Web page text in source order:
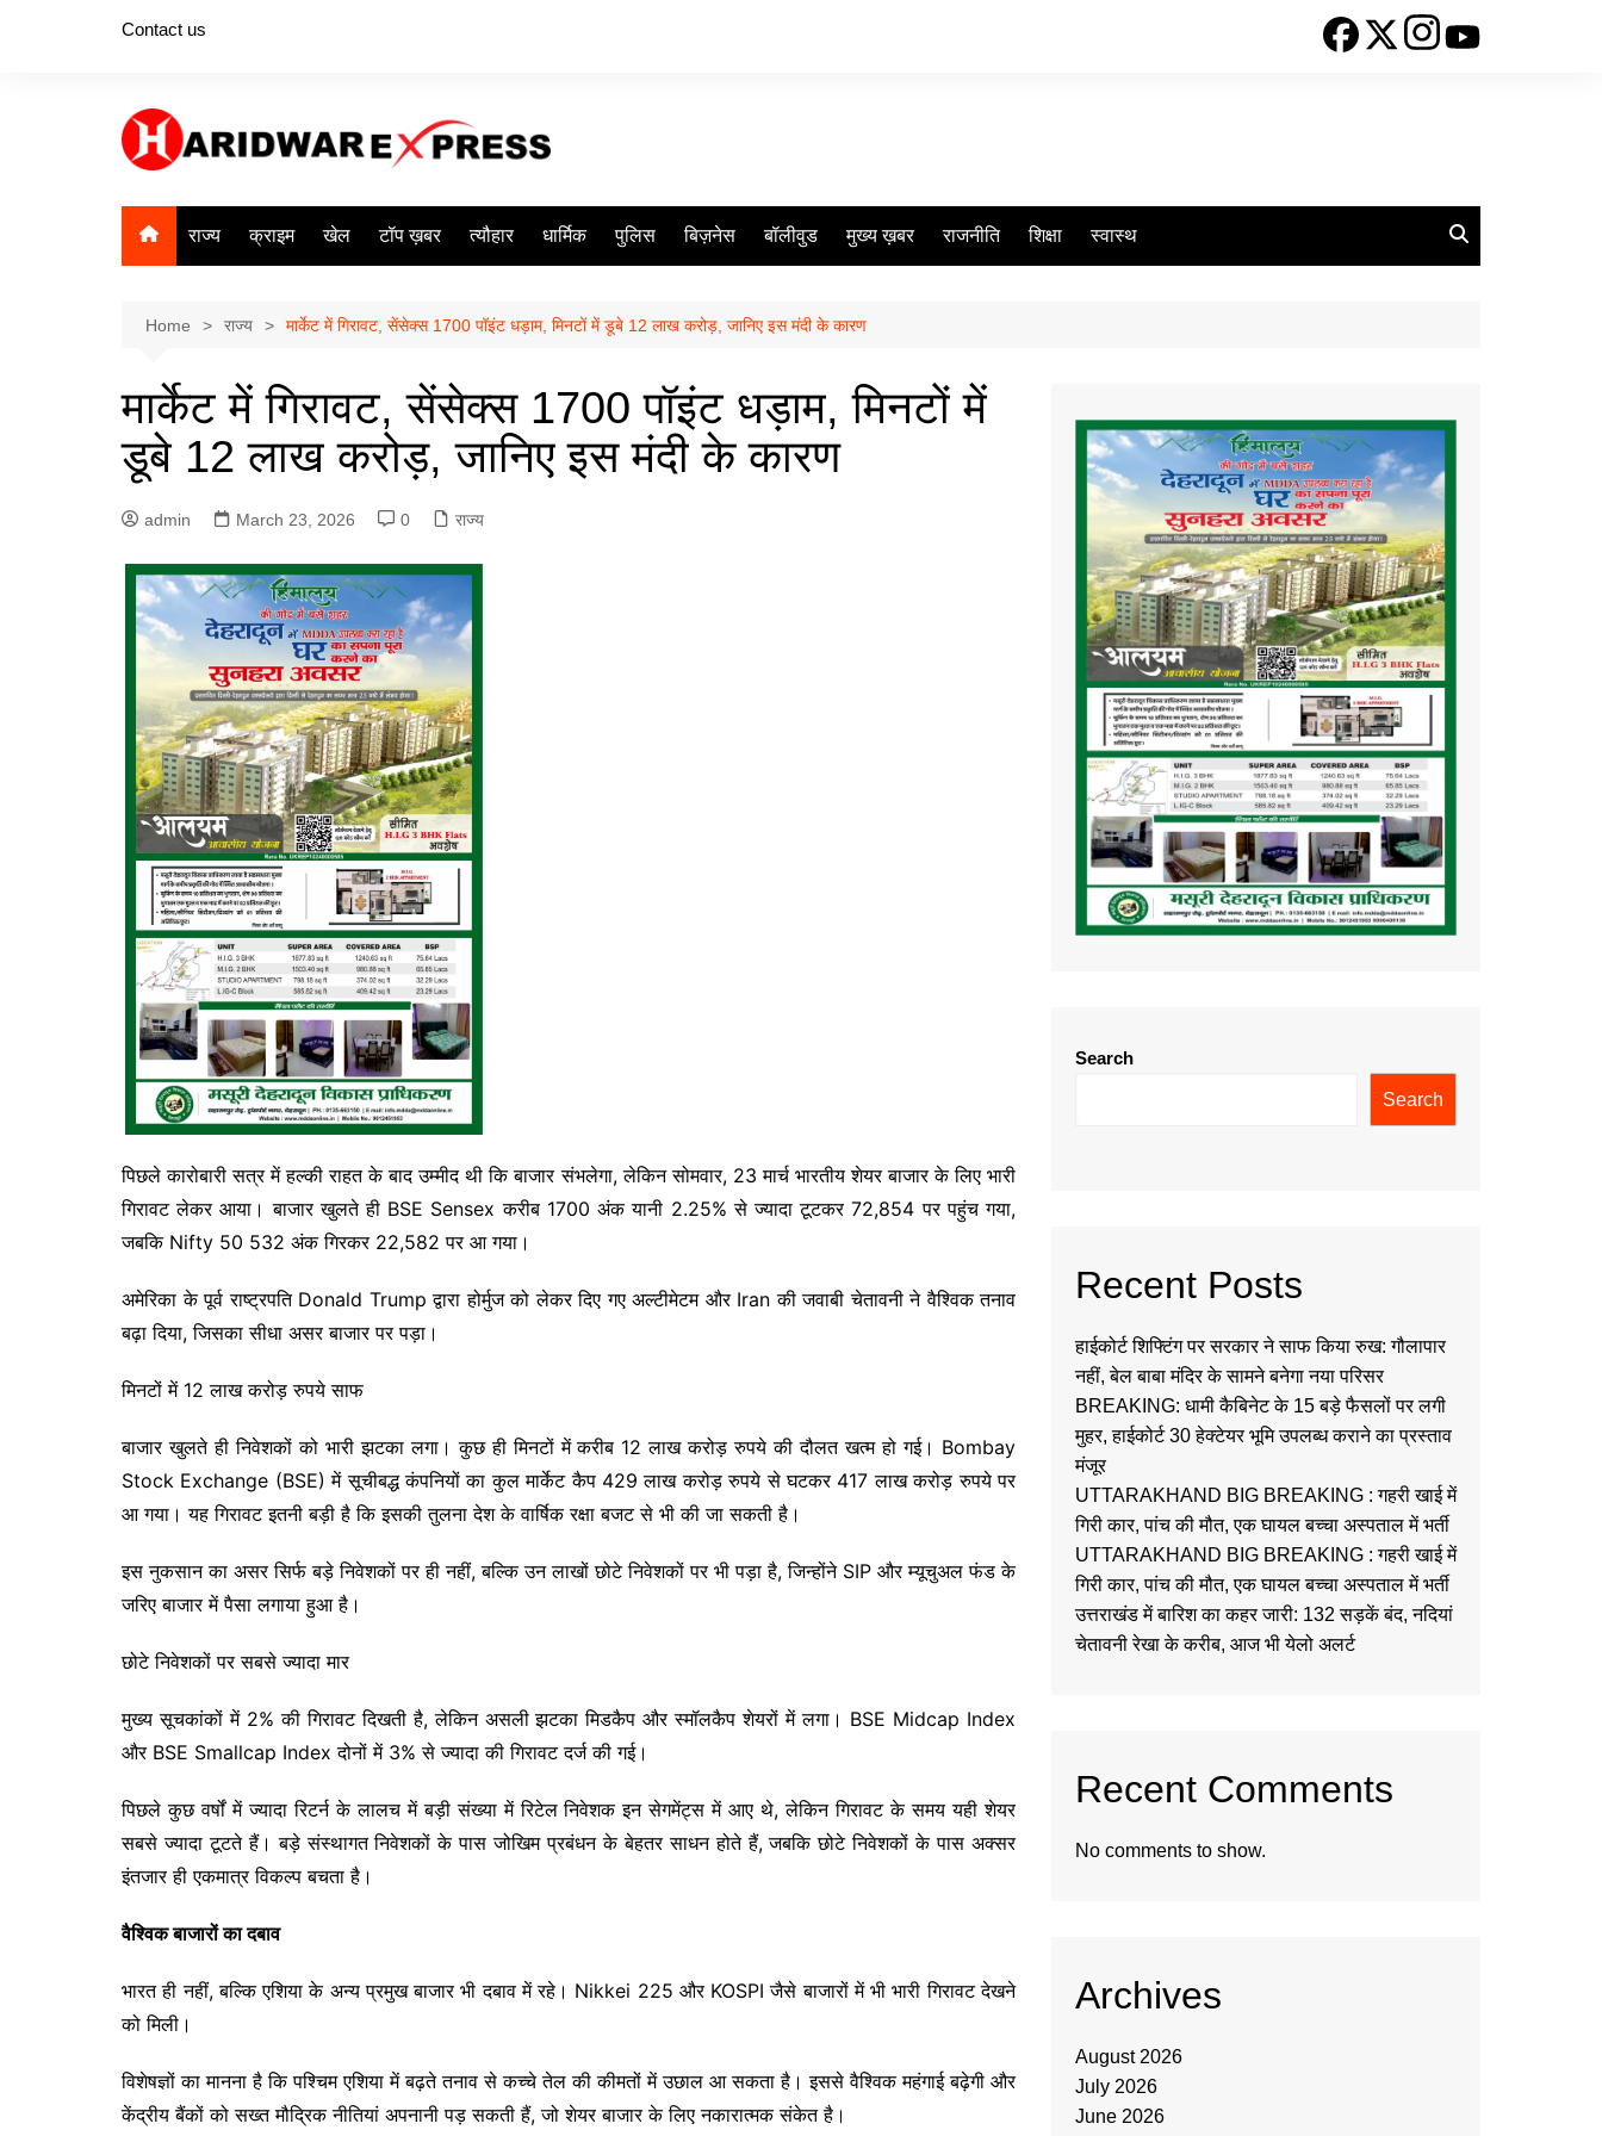
Contact us
राज्य क्राइम खेल टॉप ख़बर त्यौहार धार्मिक पुलिस बिज़नेस बॉलीवुड मुख्य ख़बर राजनीति शिक्षा स्वास्थ
Home राज्य मार्केट में गिरावट, सेंसेक्स 1700 पॉइंट धड़ाम, मिनटों में डूबे 12 लाख करोड़, जानिए इस मंदी के कारण
मार्केट में गिरावट, सेंसेक्स 1700 पॉइंट धड़ाम, मिनटों में
डूबे 12 लाख करोड़, जानिए इस मंदी के कारण
admin March 23, 2026 0 राज्य
पिछले कारोबारी सत्र में हल्की राहत के बाद उम्मीद थी कि बाजार संभलेगा, लेकिन सोमवार, 23 मार्च भारतीय शेयर बाजार के लिए भारी
गिरावट लेकर आया। बाजार खुलते ही BSE Sensex करीब 1700 अंक यानी 2.25% से ज्यादा टूटकर 72,854 पर पहुंच गया,
जबकि Nifty 50 532 अंक गिरकर 22,582 पर आ गया।
अमेरिका के पूर्व राष्ट्रपति Donald Trump द्वारा होर्मुज को लेकर दिए गए अल्टीमेटम और Iran की जवाबी चेतावनी ने वैश्विक तनाव
बढ़ा दिया, जिसका सीधा असर बाजार पर पड़ा।
मिनटों में 12 लाख करोड़ रुपये साफ
बाजार खुलते ही निवेशकों को भारी झटका लगा। कुछ ही मिनटों में करीब 12 लाख करोड़ रुपये की दौलत खत्म हो गई। Bombay
Stock Exchange (BSE) में सूचीबद्ध कंपनियों का कुल मार्केट कैप 429 लाख करोड़ रुपये से घटकर 417 लाख करोड़ रुपये पर
आ गया। यह गिरावट इतनी बड़ी है कि इसकी तुलना देश के वार्षिक रक्षा बजट से भी की जा सकती है।
इस नुकसान का असर सिर्फ बड़े निवेशकों पर ही नहीं, बल्कि उन लाखों छोटे निवेशकों पर भी पड़ा है, जिन्होंने SIP और म्यूचुअल फंड के
जरिए बाजार में पैसा लगाया हुआ है।
छोटे निवेशकों पर सबसे ज्यादा मार
मुख्य सूचकांकों में 2% की गिरावट दिखती है, लेकिन असली झटका मिडकैप और स्मॉलकैप शेयरों में लगा। BSE Midcap Index
और BSE Smallcap Index दोनों में 3% से ज्यादा की गिरावट दर्ज की गई।
पिछले कुछ वर्षों में ज्यादा रिटर्न के लालच में बड़ी संख्या में रिटेल निवेशक इन सेगमेंट्स में आए थे, लेकिन गिरावट के समय यही शेयर
सबसे ज्यादा टूटते हैं। बड़े संस्थागत निवेशकों के पास जोखिम प्रबंधन के बेहतर साधन होते हैं, जबकि छोटे निवेशकों के पास अक्सर
इंतजार ही एकमात्र विकल्प बचता है।
वैश्विक बाजारों का दबाव
भारत ही नहीं, बल्कि एशिया के अन्य प्रमुख बाजार भी दबाव में रहे। Nikkei 225 और KOSPI जैसे बाजारों में भी भारी गिरावट देखने
को मिली।
विशेषज्ञों का मानना है कि पश्चिम एशिया में बढ़ते तनाव से कच्चे तेल की कीमतों में उछाल आ सकता है। इससे वैश्विक महंगाई बढ़ेगी और
केंद्रीय बैंकों को सख्त मौद्रिक नीतियां अपनानी पड़ सकती हैं, जो शेयर बाजार के लिए नकारात्मक संकेत है।
Search
Search
Recent Posts
हाईकोर्ट शिफ्टिंग पर सरकार ने साफ किया रुख: गौलापार
नहीं, बेल बाबा मंदिर के सामने बनेगा नया परिसर
BREAKING: धामी कैबिनेट के 15 बड़े फैसलों पर लगी
मुहर, हाईकोर्ट 30 हेक्टेयर भूमि उपलब्ध कराने का प्रस्ताव
मंजूर
UTTARAKHAND BIG BREAKING : गहरी खाई में
गिरी कार, पांच की मौत, एक घायल बच्चा अस्पताल में भर्ती
UTTARAKHAND BIG BREAKING : गहरी खाई में
गिरी कार, पांच की मौत, एक घायल बच्चा अस्पताल में भर्ती
उत्तराखंड में बारिश का कहर जारी: 132 सड़कें बंद, नदियां
चेतावनी रेखा के करीब, आज भी येलो अलर्ट
Recent Comments
No comments to show.
Archives
August 2026
July 2026
June 2026